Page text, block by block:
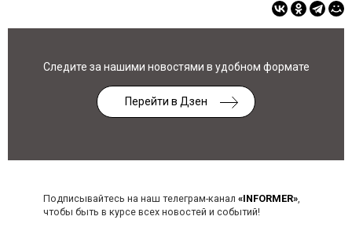
Следите за нашими новостями в удобном формате
Перейти в Дзен
Подписывайтесь на наш телеграм-канал «INFORMER»,
чтобы быть в курсе всех новостей и событий!